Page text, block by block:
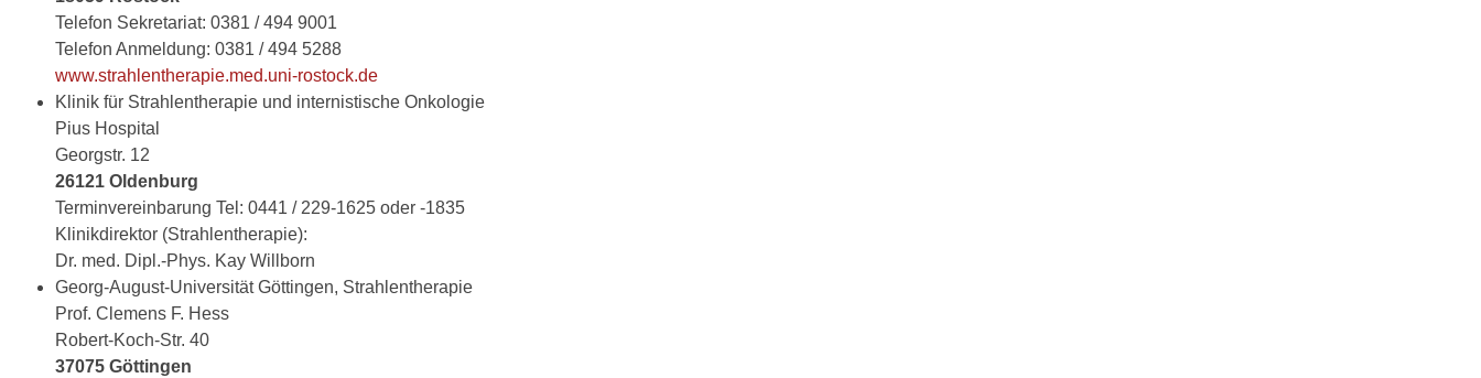
Telefon Sekretariat: 0381 / 494 9001
Telefon Anmeldung: 0381 / 494 5288
www.strahlentherapie.med.uni-rostock.de
Klinik für Strahlentherapie und internistische Onkologie
Pius Hospital
Georgstr. 12
26121 Oldenburg
Terminvereinbarung Tel: 0441 / 229-1625 oder -1835
Klinikdirektor (Strahlentherapie):
Dr. med. Dipl.-Phys. Kay Willborn
Georg-August-Universität Göttingen, Strahlentherapie
Prof. Clemens F. Hess
Robert-Koch-Str. 40
37075 Göttingen